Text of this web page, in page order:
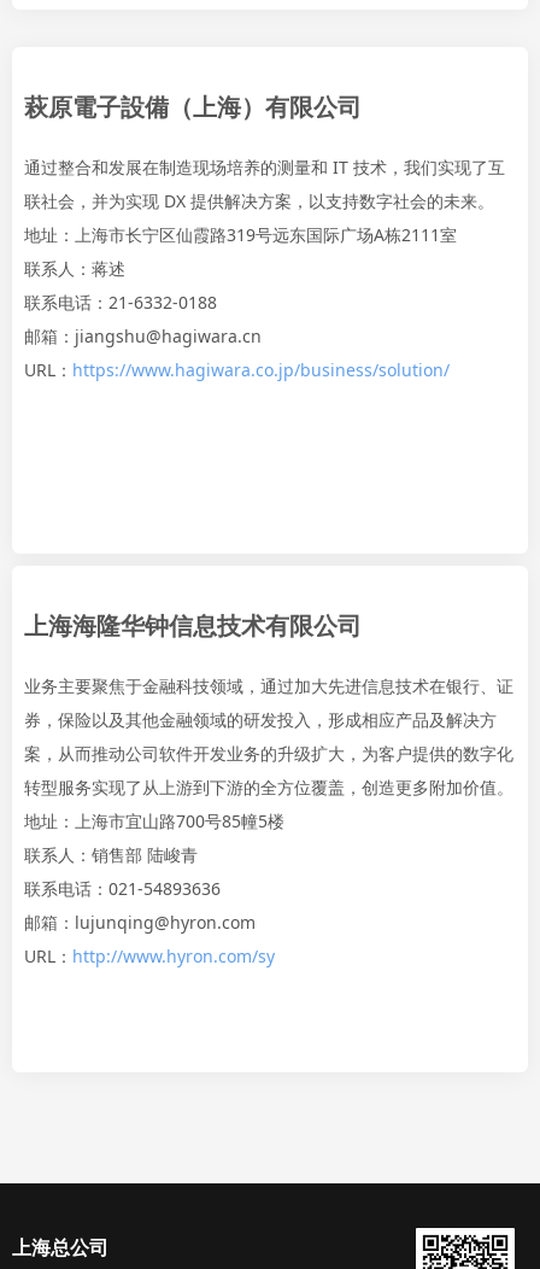
萩原電子設備（上海）有限公司
通过整合和发展在制造现场培养的测量和 IT 技术，我们实现了互
联社会，并为实现 DX 提供解决方案，以支持数字社会的未来。
地址：上海市长宁区仙霞路319号远东国际广场A栋2111室
联系人：蒋述
联系电话：21-6332-0188
邮箱：jiangshu@hagiwara.cn
URL： https://www.hagiwara.co.jp/business/solution/
上海海隆华钟信息技术有限公司
业务主要聚焦于金融科技领域，通过加大先进信息技术在银行、证
券，保险以及其他金融领域的研发投入，形成相应产品及解决方
案，从而推动公司软件开发业务的升级扩大，为客户提供的数字化
转型服务实现了从上游到下游的全方位覆盖，创造更多附加价值。
地址：上海市宜山路700号85幢5楼
联系人：销售部 陆峻青
联系电话：021-54893636
邮箱：lujunqing@hyron.com
URL： http://www.hyron.com/sy
上海总公司